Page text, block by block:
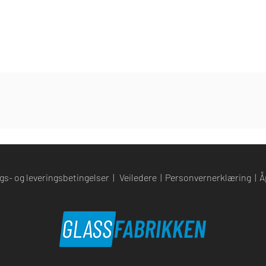
og leveringsbetingelser | Veiledere | Personvernerklæring |